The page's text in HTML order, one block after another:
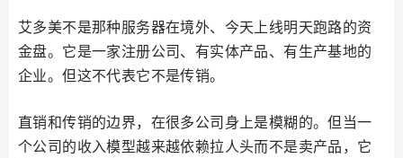
艾多美不是那种服务器在境外、今天上线明天跑路的资
金盘。它是一家注册公司、有实体产品、有生产基地的
企业。但这不代表它不是传销。
直销和传销的边界，在很多公司身上是模糊的。但当一
个公司的收入模型越来越依赖拉人头而不是卖产品，它